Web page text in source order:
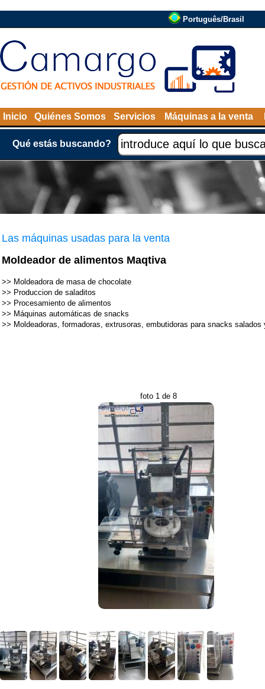
Português/Brasil
Inicio Quiénes Somos Servicios Máquinas a la venta
Qué estás buscando?
Las máquinas usadas para la venta
Moldeador de alimentos Maqtiva
>> Moldeadora de masa de chocolate
>> Produccion de saladitos
>> Procesamiento de alimentos
>> Máquinas automáticas de snacks
>> Moldeadoras, formadoras, extrusoras, embutidoras para snacks salados
foto 1 de 8